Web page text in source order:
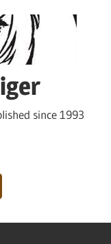
since 1993